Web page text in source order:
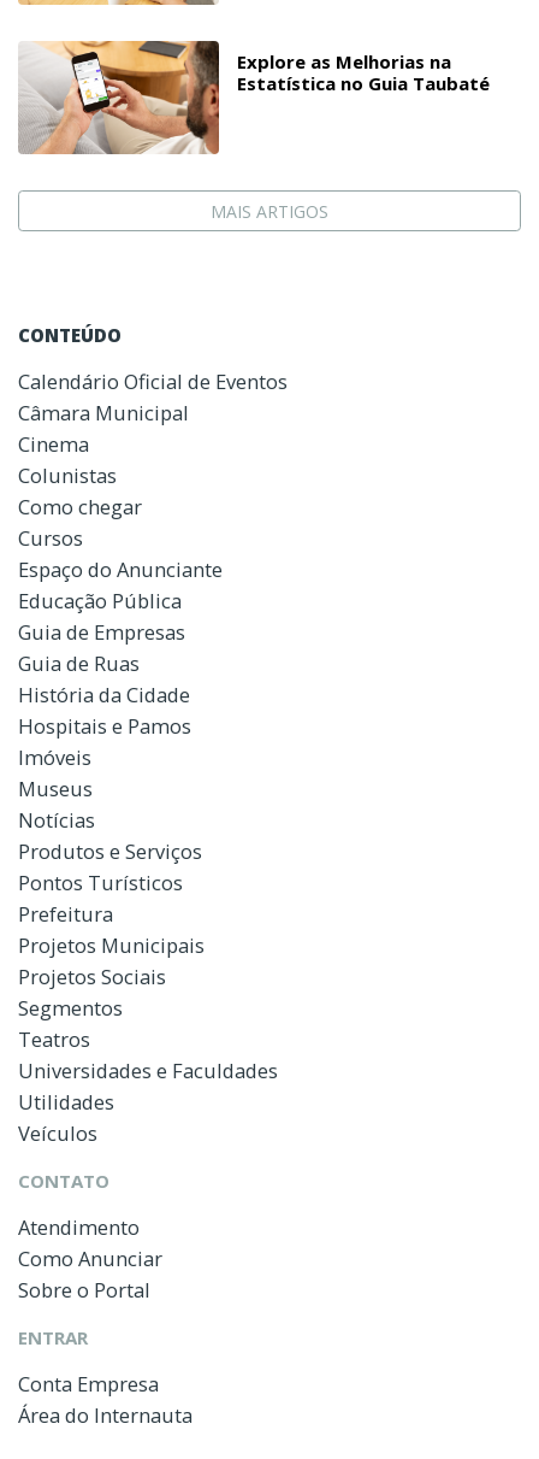
Explore as Melhorias na
Estatística no Guia Taubaté
MAIS ARTIGOS
CONTEÚDO
Calendário Oficial de Eventos
Câmara Municipal
Cinema
Colunistas
Como chegar
Cursos
Espaço do Anunciante
Educação Pública
Guia de Empresas
Guia de Ruas
História da Cidade
Hospitais e Pamos
Imóveis
Museus
Notícias
Produtos e Serviços
Pontos Turísticos
Prefeitura
Projetos Municipais
Projetos Sociais
Segmentos
Teatros
Universidades e Faculdades
Utilidades
Veículos
CONTATO
Atendimento
Como Anunciar
Sobre o Portal
ENTRAR
Conta Empresa
Área do Internauta